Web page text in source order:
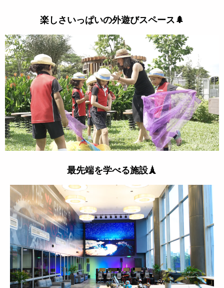
楽しさいっぱいの外遊びスペース🌲
最先端を学べる施設🗼